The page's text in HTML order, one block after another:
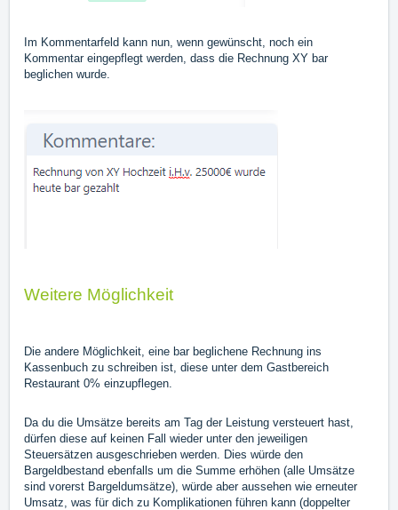
Im Kommentarfeld kann nun, wenn gewünscht, noch ein
Kommentar eingepflegt werden, dass die Rechnung XY bar
beglichen wurde.
Weitere Möglichkeit
Die andere Möglichkeit, eine bar beglichene Rechnung ins
Kassenbuch zu schreiben ist, diese unter dem Gastbereich
Restaurant 0% einzupflegen.
Da du die Umsätze bereits am Tag der Leistung versteuert hast,
dürfen diese auf keinen Fall wieder unter den jeweiligen
Steuersätzen ausgeschrieben werden. Dies würde den
Bargeldbestand ebenfalls um die Summe erhöhen (alle Umsätze
sind vorerst Bargeldumsätze), würde aber aussehen wie erneuter
Umsatz, was für dich zu Komplikationen führen kann (doppelter